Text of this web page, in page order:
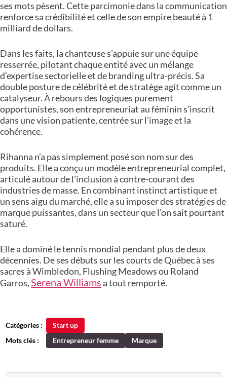
ses mots pèsent. Cette parcimonie dans la communication
renforce sa crédibilité et celle de son empire beauté à 1
milliard de dollars.
Dans les faits, la chanteuse s’appuie sur une équipe
resserrée, pilotant chaque entité avec un mélange
d’expertise sectorielle et de branding ultra-précis. Sa
double posture de célébrité et de stratège agit comme un
catalyseur. À rebours des logiques purement
opportunistes, son entrepreneuriat au féminin s’inscrit
dans une vision patiente, centrée sur l’image et la
cohérence.
Rihanna n’a pas simplement posé son nom sur des
produits. Elle a conçu un modèle entrepreneurial complet,
articulé autour de l’inclusion à contre-courant des
industries de masse. En combinant instinct artistique et
un sens aigu du marché, elle a su imposer des stratégies de
marque puissantes, dans un secteur que l’on sait pourtant
saturé.
Elle a dominé le tennis mondial pendant plus de deux
décennies. De ses débuts sur les courts de Québec à ses
sacres à Wimbledon, Flushing Meadows ou Roland
Garros,Serena Williamsa tout remporté.
Catégories :
Start up
Mots clés :
Entrepreneur femme Marque